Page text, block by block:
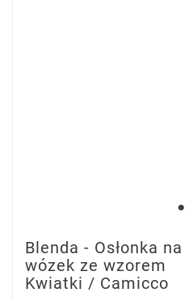
Blenda - Osłonka na
wózek ze wzorem
Kwiatki / Camicco